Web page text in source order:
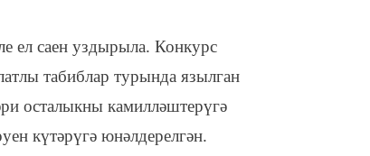
ел саен уздырыла. Конкурс
табиблар турында язылган
осталыкны камилләштерүгә
күтәрүгә юнәлдерелгән.